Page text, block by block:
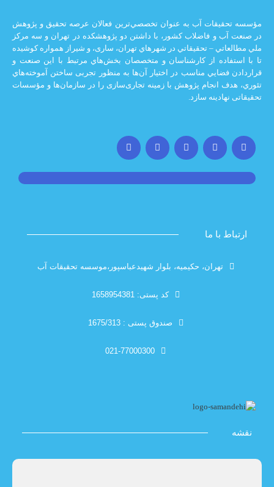
آب به عنوان تخصصي‌ترين فعالان عرصه تحقيق و پژوهش
و فاضلاب كشور، با داشتن دو پژوهشكده در تهران و سه مركز
– تحقيقاتي در شهرهاي تهران،‌ ساری، و شيراز‌ همواره كوشيده
از كارشناسان و متخصصان بخش‌هاي مرتبط با اين صنعت و
مناسب در اختيار آن‌ها به منظور تجربی ساختن آموخته‌هاي
انجام پژوهش با زمينه تجاری‌سازی را در سازمان‌ها و مؤسسات
سازد.
تهران، حکیمیه، بلوار شهیدعباسپور،موسسه تحقیقات آب
صندوق پستی : 1675/313
021-77000300